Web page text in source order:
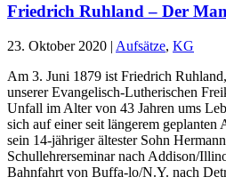
Friedrich Ruhland – Der
23. Oktober 2020 | Aufsätze, KG
Am 3. Juni 1879 ist Friedrich
unserer Evangelisch-Lutherischen
Unfall im Alter von 43 Jahren ums
sich auf einer seit längerem
sein 14-jähriger ältester Sohn
Schullehrerseminar nach Addison/
Bahnfahrt von Buffa-lo/N.Y. nach